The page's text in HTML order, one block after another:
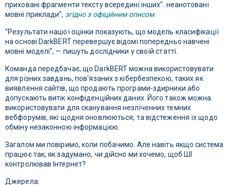
приховані фрагменти тексту всередині інших". неанотовані
мовні приклади", згідно з офіційним описом.
"Результати нашої оцінки показують, що модель класифікації
на основі DarkBERT перевершує відомі попередньо навчені
мовні моделі", — пишуть дослідники у своїй статті.
Команда передбачає, що DarkBERT можна використовувати
для різних завдань, пов'язаних з кібербезпекою, таких як
виявлення сайтів, що продають програми-здирники або
допускають витік конфіденційних даних. Його також можна
використовувати для сканування незліченних темних
вебфорумів, які щодня оновлюються, та відстеження їх щодо
обміну незаконною інформацією.
Загалом ми повіримо, коли побачимо. Але навіть якщо система
працює так, як задумано, чи дійсно ми хочемо, щоб ШІ
контролював Інтернет?
Джерела: